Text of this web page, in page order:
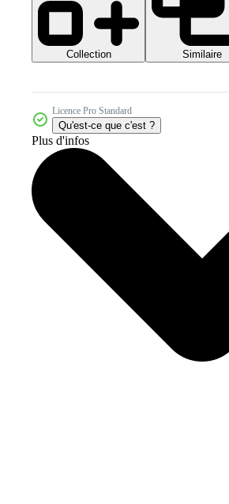
Collection Similaire
Licence Pro Standard
Qu'est-ce que c'est ?
Plus d'infos